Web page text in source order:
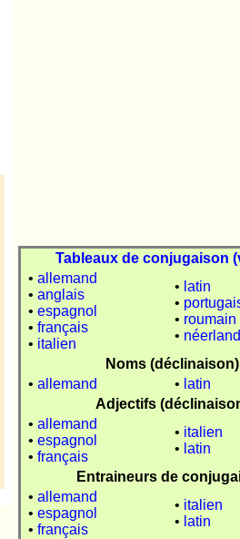
Tableaux de conjugaison
• allemand
• anglais
• espagnol
• français
• italien
• latin
•
• roumain
•
Noms (déclinaison)
• allemand • latin
Adjectifs
• allemand
• espagnol
• français
• italien
• latin
Entraineurs de
• allemand
• espagnol
• français
• italien
• latin